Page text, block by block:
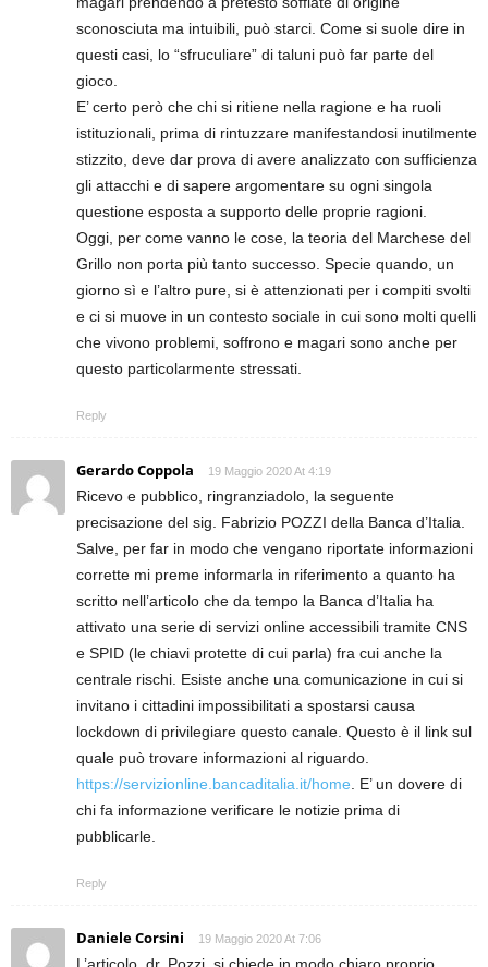
sconosciuta ma intuibili, può starci. Come si suole dire in
questi casi, lo “sfruculiare” di taluni può far parte del
gioco.
E’ certo però che chi si ritiene nella ragione e ha ruoli
istituzionali, prima di rintuzzare manifestandosi inutilmente
stizzito, deve dar prova di avere analizzato con sufficienza
gli attacchi e di sapere argomentare su ogni singola
questione esposta a supporto delle proprie ragioni.
Oggi, per come vanno le cose, la teoria del Marchese del
Grillo non porta più tanto successo. Specie quando, un
giorno sì e l’altro pure, si è attenzionati per i compiti svolti
e ci si muove in un contesto sociale in cui sono molti quelli
che vivono problemi, soffrono e magari sono anche per
questo particolarmente stressati.
Reply
Gerardo Coppola 19 Maggio 2020 At 4:19
Ricevo e pubblico, ringranziadolo, la seguente
precisazione del sig. Fabrizio POZZI della Banca d’Italia.
Salve, per far in modo che vengano riportate informazioni
corrette mi preme informarla in riferimento a quanto ha
scritto nell’articolo che da tempo la Banca d’Italia ha
attivato una serie di servizi online accessibili tramite CNS
e SPID (le chiavi protette di cui parla) fra cui anche la
centrale rischi. Esiste anche una comunicazione in cui si
invitano i cittadini impossibilitati a spostarsi causa
lockdown di privilegiare questo canale. Questo è il link sul
quale può trovare informazioni al riguardo.
https://servizionline.bancaditalia.it/home . E’ un dovere di
chi fa informazione verificare le notizie prima di
pubblicarle.
Reply
Daniele Corsini 19 Maggio 2020 At 7:06